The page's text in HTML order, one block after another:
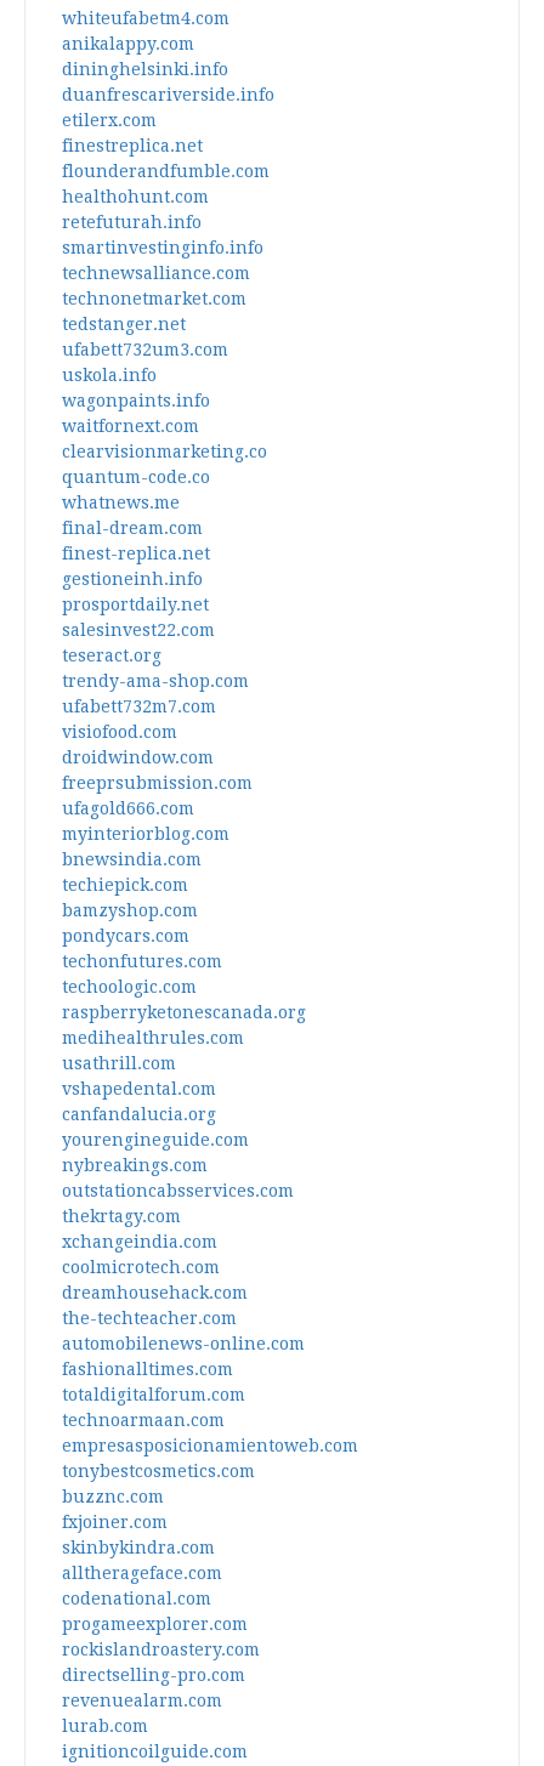
whiteufabetm4.com
anikalappy.com
dininghelsinki.info
duanfrescariverside.info
etilerx.com
finestreplica.net
flounderandfumble.com
healthohunt.com
retefuturah.info
smartinvestinginfo.info
technewsalliance.com
technonetmarket.com
tedstanger.net
ufabett732um3.com
uskola.info
wagonpaints.info
waitfornext.com
clearvisionmarketing.co
quantum-code.co
whatnews.me
final-dream.com
finest-replica.net
gestioneinh.info
prosportdaily.net
salesinvest22.com
teseract.org
trendy-ama-shop.com
ufabett732m7.com
visiofood.com
droidwindow.com
freeprsubmission.com
ufagold666.com
myinteriorblog.com
bnewsindia.com
techiepick.com
bamzyshop.com
pondycars.com
techonfutures.com
techoologic.com
raspberryketonescanada.org
medihealthrules.com
usathrill.com
vshapedental.com
canfandalucia.org
yourengineguide.com
nybreakings.com
outstationcabsservices.com
thekrtagy.com
xchangeindia.com
coolmicrotech.com
dreamhousehack.com
the-techteacher.com
automobilenews-online.com
fashionalltimes.com
totaldigitalforum.com
technoarmaan.com
empresasposicionamientoweb.com
tonybestcosmetics.com
buzznc.com
fxjoiner.com
skinbykindra.com
alltherageface.com
codenational.com
progameexplorer.com
rockislandroastery.com
directselling-pro.com
revenuealarm.com
lurab.com
ignitioncoilguide.com